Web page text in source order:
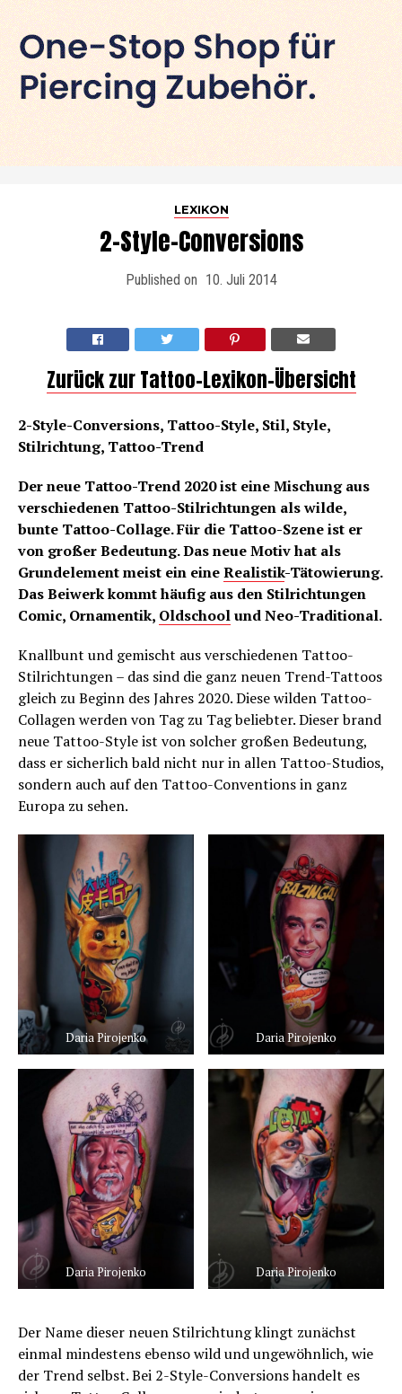
LEXIKON
2-Style-Conversions
Published on 10. Juli 2014
Zurück zur Tattoo-Lexikon-Übersicht
2-Style-Conversions, Tattoo-Style, Stil, Style,
Stilrichtung, Tattoo-Trend
Der neue Tattoo-Trend 2020 ist eine Mischung aus
verschiedenen Tattoo-Stilrichtungen als wilde,
bunte Tattoo-Collage. Für die Tattoo-Szene ist er
von großer Bedeutung. Das neue Motiv hat als
Grundelement meist ein eineRealistik-Tätowierung.
Das Beiwerk kommt häufig aus den Stilrichtungen
Comic, Ornamentik, Oldschoolund Neo-Traditional.
Knallbunt und gemischt aus verschiedenen Tattoo-
Stilrichtungen – das sind die ganz neuen Trend-Tattoos
gleich zu Beginn des Jahres 2020. Diese wilden Tattoo-
Collagen werden von Tag zu Tag beliebter. Dieser brand
neue Tattoo-Style ist von solcher großen Bedeutung,
dass er sicherlich bald nicht nur in allen Tattoo-Studios,
sondern auch auf den Tattoo-Conventions in ganz
Europa zu sehen.
Daria Pirojenko Daria Pirojenko
Daria Pirojenko Daria Pirojenko
Der Name dieser neuen Stilrichtung klingt zunächst
einmal mindestens ebenso wild und ungewöhnlich, wie
der Trend selbst. Bei 2-Style-Conversions handelt es